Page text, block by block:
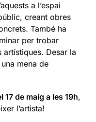
a l’espai
creant obres
També ha
per trobar
Desar la
mena de
17 de maig a les 19h,
l’artista!